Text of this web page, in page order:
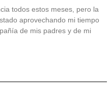
todos estos meses, pero la
aprovechando mi tiempo
de mis padres y de mi